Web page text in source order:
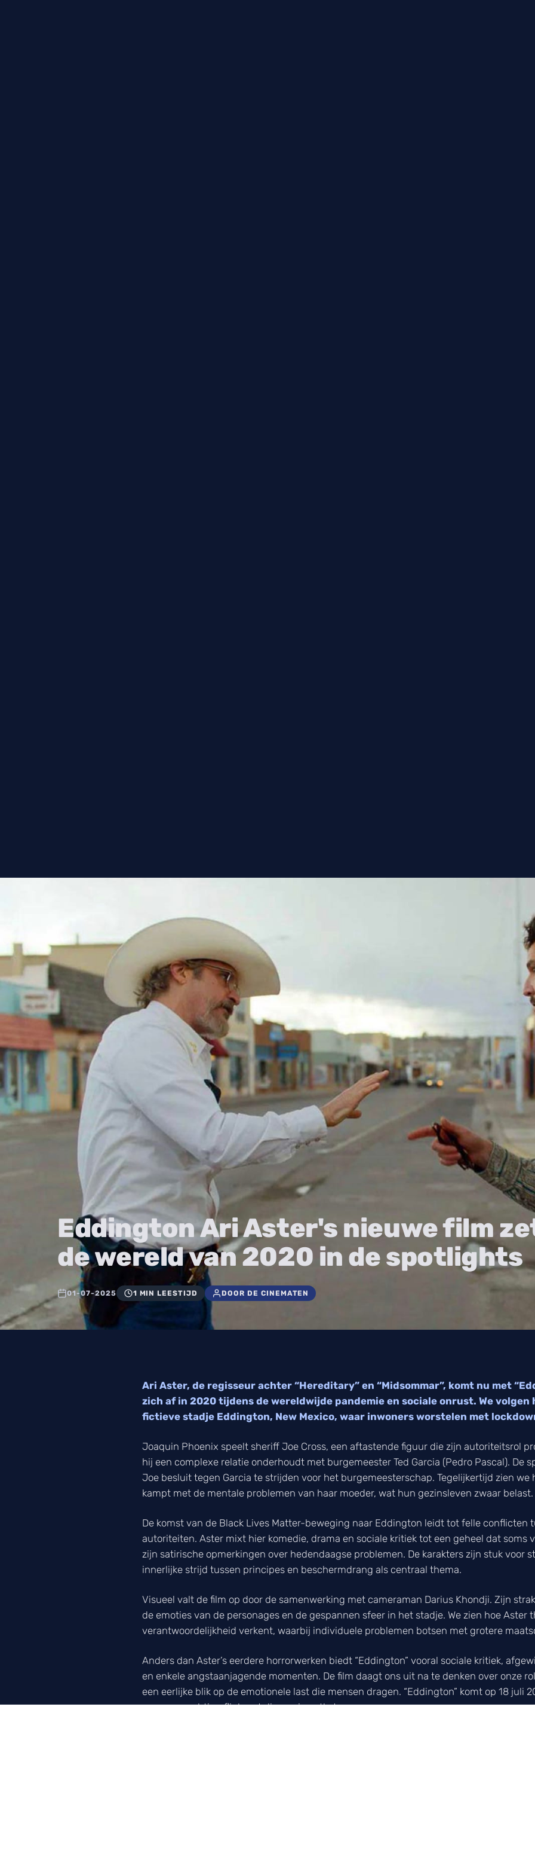
Eddington Ari Aster's nieuwe film
de wereld van 2020 in de spotlights
01-07-2025 1 MIN LEESTIJD DOOR DE CINEMATEN
Ari Aster, de regisseur achter “Hereditary” en “Midsommar”, komt nu met
zich af in 2020 tijdens de wereldwijde pandemie en sociale onrust. We
fictieve stadje Eddington, New Mexico, waar inwoners worstelen met
Joaquin Phoenix speelt sheriff Joe Cross, een aftastende figuur die zijn autoriteitsrol
hij een complexe relatie onderhoudt met burgemeester Ted Garcia (Pedro Pascal). De
Joe besluit tegen Garcia te strijden voor het burgemeesterschap. Tegelijkertijd zien we
kampt met de mentale problemen van haar moeder, wat hun gezinsleven zwaar belast.
De komst van de Black Lives Matter-beweging naar Eddington leidt tot felle conflicten
autoriteiten. Aster mixt hier komedie, drama en sociale kritiek tot een geheel dat soms
zijn satirische opmerkingen over hedendaagse problemen. De karakters zijn stuk voor
innerlijke strijd tussen principes en beschermdrang als centraal thema.
Visueel valt de film op door de samenwerking met cameraman Darius Khondji. Zijn
de emoties van de personages en de gespannen sfeer in het stadje. We zien hoe Aster
verantwoordelijkheid verkent, waarbij individuele problemen botsen met grotere
Anders dan Aster’s eerdere horrorwerken biedt “Eddington” vooral sociale kritiek,
en enkele angstaanjagende momenten. De film daagt ons uit na te denken over onze
een eerlijke blik op de emotionele last die mensen dragen. “Eddington” komt op 18 juli
naar verwachting flink wat discussie ontketenen.